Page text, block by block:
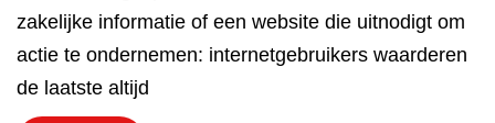
zakelijke informatie of een website die uitnodigt om
actie te ondernemen: internetgebruikers waarderen
de laatste altijd